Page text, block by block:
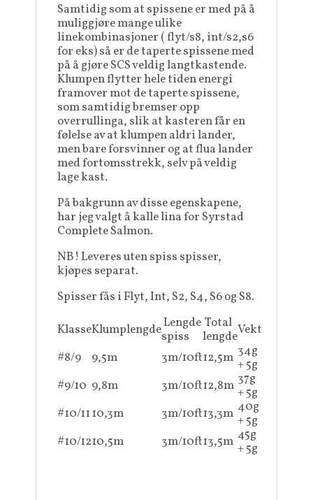
Samtidig som at spissene er med på å
muliggjøre mange ulike
linekombinasjoner ( flyt/s8, int/s2,s6
for eks) så er de taperte spissene med
på å gjøre SCS veldig langtkastende.
Klumpen flytter hele tiden energi
framover mot de taperte spissene,
som samtidig bremser opp
overrullinga, slik at kasteren får en
følelse av at klumpen aldri lander,
men bare forsvinner og at flua lander
med fortomsstrekk, selv på veldig
lage kast.
På bakgrunn av disse egenskapene,
har jeg valgt å kalle lina for Syrstad
Complete Salmon.
NB! Leveres uten spiss spisser,
kjøpes separat.
Spisser fås i Flyt, Int, S2, S4, S6 og S8.
KlasseKlumplengdeLengde
spiss
Total
lengdeVekt
#8/9
9,5m 3m/10ft12,5m 34g
+ 5g
#9/10 9,8m 3m/10ft12,8m 37g
+ 5g
#10/1110,3m 3m/10ft13,3m 40g
+ 5g
#10/1210,5m 3m/10ft13,5m 45g
+ 5g